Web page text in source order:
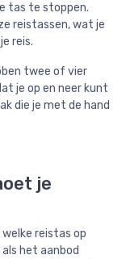
tas te stoppen.
reistassen, wat je
reis.
twee of vier
je op en neer kunt
die je met de hand
je
reistas op
het aanbod